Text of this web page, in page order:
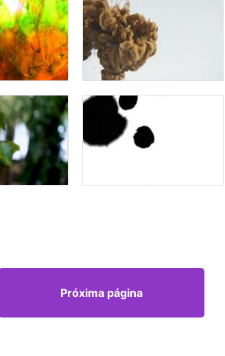
Próxima página